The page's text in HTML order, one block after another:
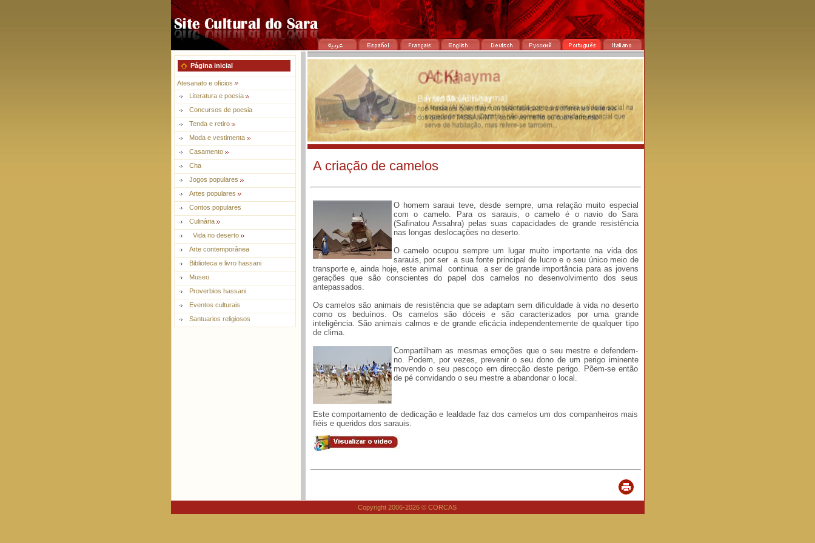
Página inicial
Atesanato e oficios
Literatura e poesia
Concursos de poesia
Tenda e retiro
Moda e vestimenta
Casamento
Cha
Jogos populares
Artes populares
Contos populares
Culinària
Vida no deserto
Arte contemporânea
Biblioteca e livro hassani
Museo
Proverbios hassani
Eventos culturais
Santuarios religiosos
A criação de camelos
O homem saraui teve, desde sempre, uma relação muito especial
com o camelo. Para os sarauis, o camelo é o navio do Sara
(Safinatou Assahra) pelas suas capacidades de grande resistência
nas longas deslocações no deserto.
O camelo ocupou sempre um lugar muito importante na vida dos
sarauis, por ser a sua fonte principal de lucro e o seu único meio de
transporte e, ainda hoje, este animal continua a ser de grande importância para as jovens
gerações que são conscientes do papel dos camelos no desenvolvimento dos seus
antepassados.
Os camelos são animais de resistência que se adaptam sem dificuldade à vida no deserto
como os beduínos. Os camelos são dóceis e são caracterizados por uma grande
inteligência. São animais calmos e de grande eficácia independentemente de qualquer tipo
de clima.
Compartilham as mesmas emoções que o seu mestre e defendem-
no. Podem, por vezes, prevenir o seu dono de um perigo iminente
movendo o seu pescoço em direcção deste perigo. Põem-se então
de pé convidando o seu mestre a abandonar o local.
Este comportamento de dedicação e lealdade faz dos camelos um dos companheiros mais
fiéis e queridos dos sarauis.
Copyright 2006-2026 © CORCAS